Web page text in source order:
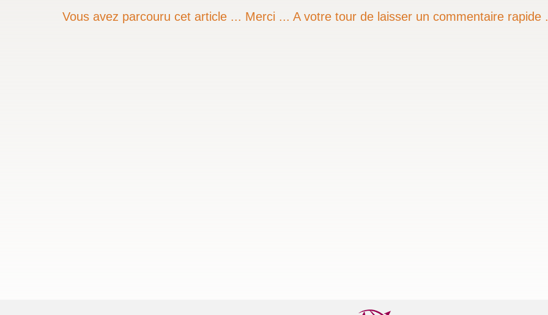
Vous avez parcouru cet article ... Merci ... A votre tour de laisser un commentaire rapide